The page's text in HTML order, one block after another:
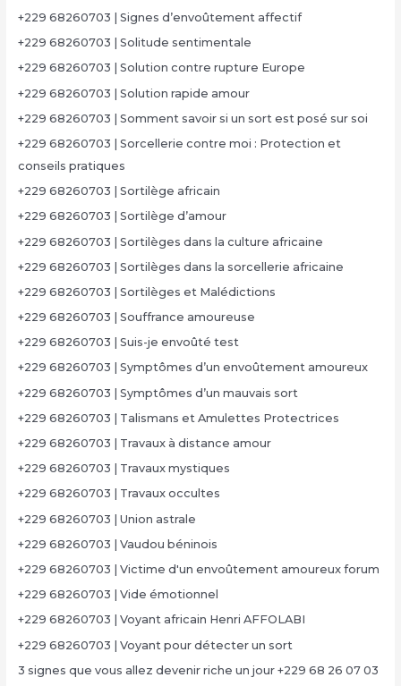
+229 68260703 | Signes d’envoûtement affectif
+229 68260703 | Solitude sentimentale
+229 68260703 | Solution contre rupture Europe
+229 68260703 | Solution rapide amour
+229 68260703 | Somment savoir si un sort est posé sur soi
+229 68260703 | Sorcellerie contre moi : Protection et
conseils pratiques
+229 68260703 | Sortilège africain
+229 68260703 | Sortilège d’amour
+229 68260703 | Sortilèges dans la culture africaine
+229 68260703 | Sortilèges dans la sorcellerie africaine
+229 68260703 | Sortilèges et Malédictions
+229 68260703 | Souffrance amoureuse
+229 68260703 | Suis-je envoûté test
+229 68260703 | Symptômes d’un envoûtement amoureux
+229 68260703 | Symptômes d’un mauvais sort
+229 68260703 | Talismans et Amulettes Protectrices
+229 68260703 | Travaux à distance amour
+229 68260703 | Travaux mystiques
+229 68260703 | Travaux occultes
+229 68260703 | Union astrale
+229 68260703 | Vaudou béninois
+229 68260703 | Victime d'un envoûtement amoureux forum
+229 68260703 | Vide émotionnel
+229 68260703 | Voyant africain Henri AFFOLABI
+229 68260703 | Voyant pour détecter un sort
3 signes que vous allez devenir riche un jour +229 68 26 07 03